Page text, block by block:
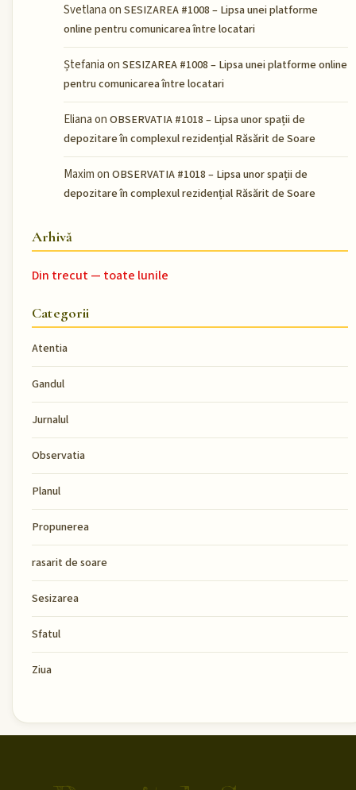
Svetlanaon SESIZAREA #1008 – Lipsa unei platforme
online pentru comunicarea între locatari
Ștefaniaon SESIZAREA #1008 – Lipsa unei platforme online
pentru comunicarea între locatari
Elianaon OBSERVATIA #1018 – Lipsa unor spații de
depozitare în complexul rezidențial Răsărit de Soare
Maximon OBSERVATIA #1018 – Lipsa unor spații de
depozitare în complexul rezidențial Răsărit de Soare
Arhivă
Din trecut — toate lunile
Categorii
Atentia
Gandul
Jurnalul
Observatia
Planul
Propunerea
rasarit de soare
Sesizarea
Sfatul
Ziua